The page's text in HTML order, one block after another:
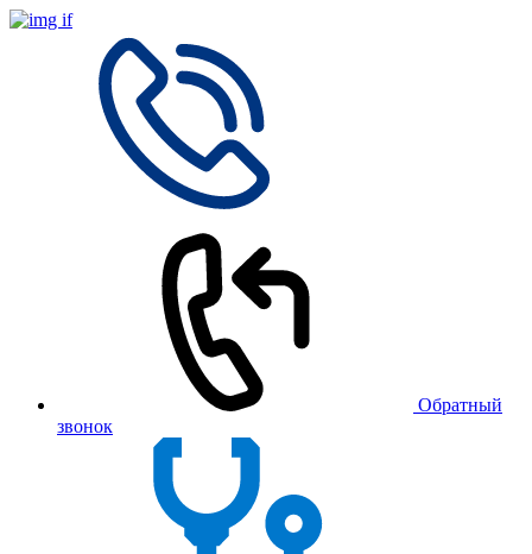
Обратный
звонок